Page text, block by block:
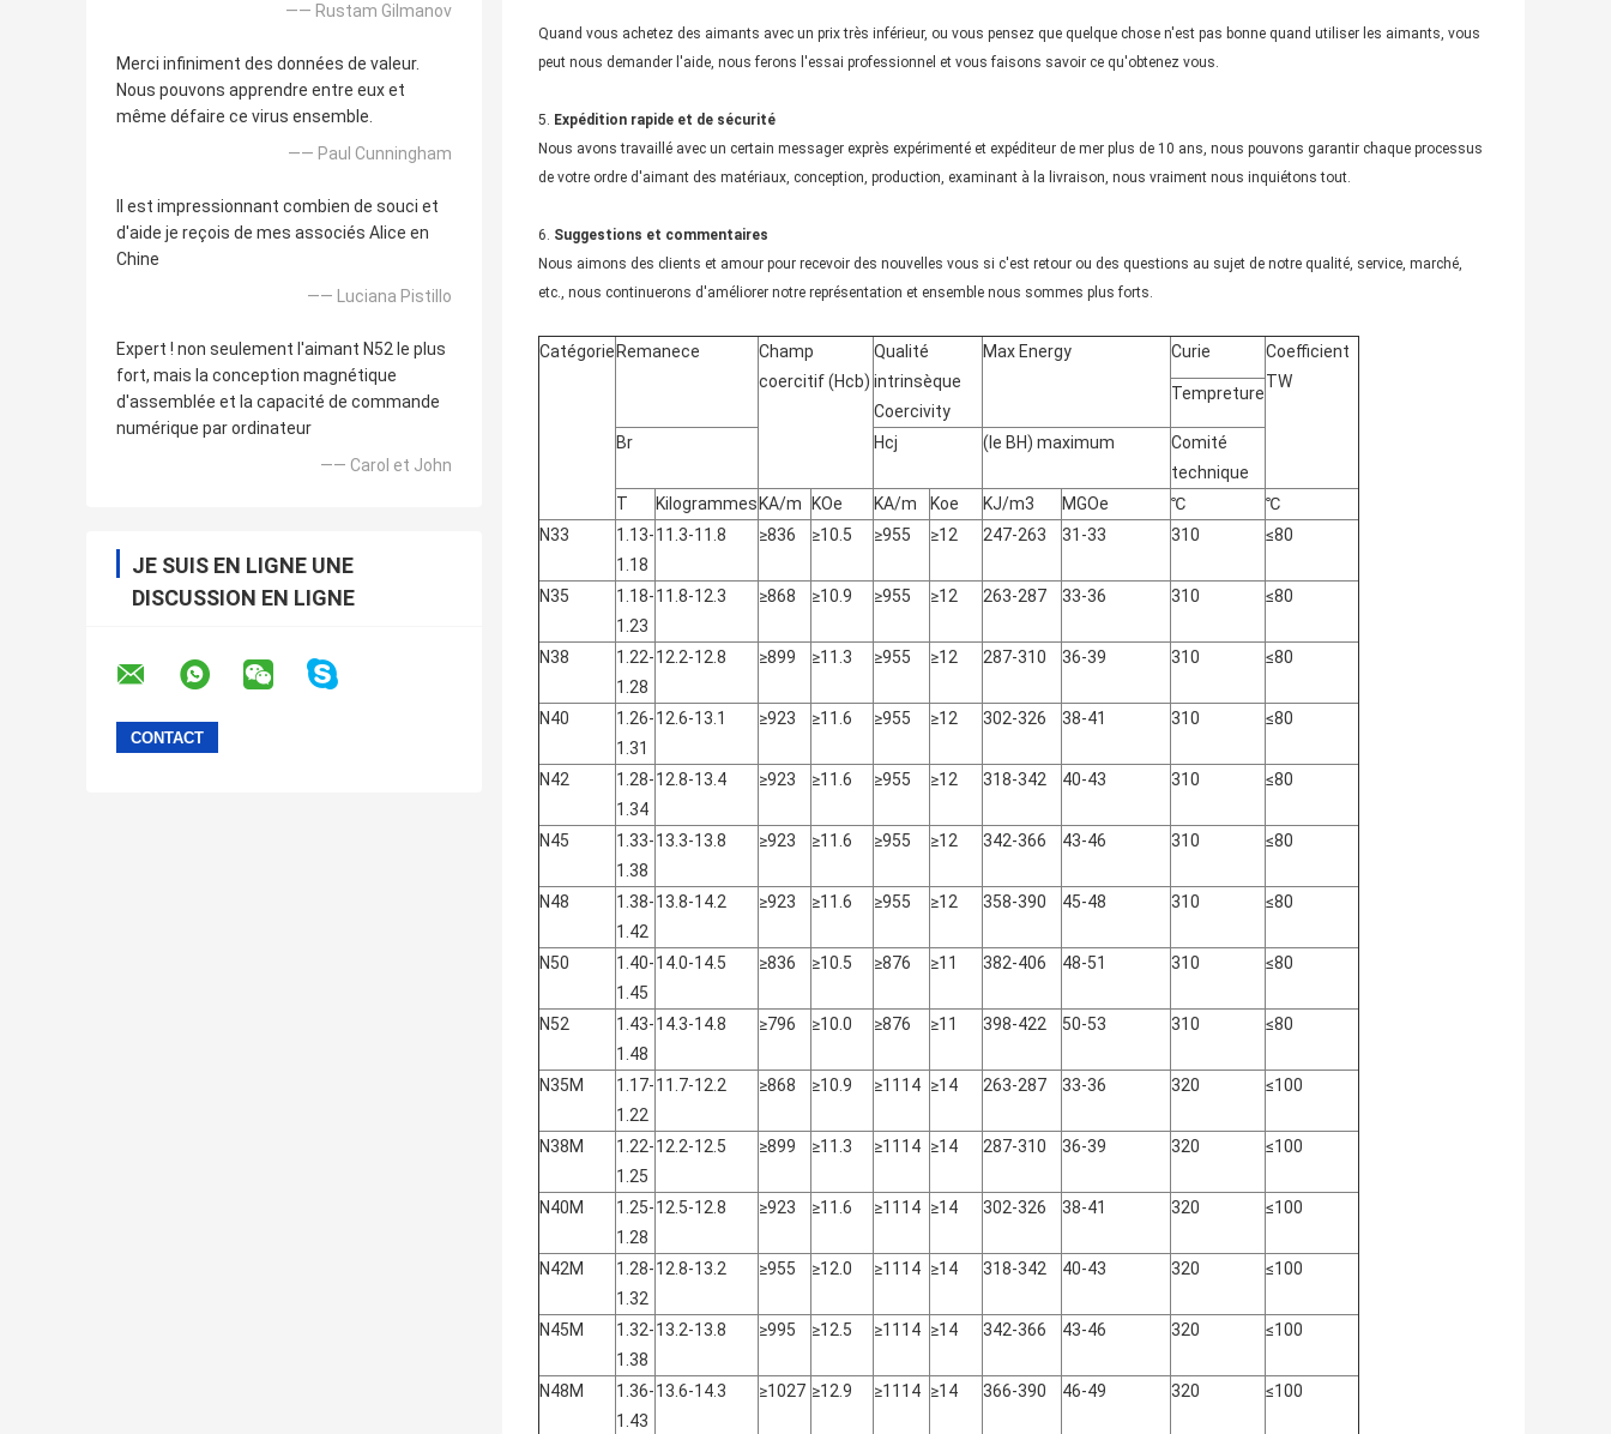
—— Rustam Gilmanov
Merci infiniment des données de valeur.
Nous pouvons apprendre entre eux et
même défaire ce virus ensemble.
—— Paul Cunningham
Il est impressionnant combien de souci et
d'aide je reçois de mes associés Alice en
Chine
—— Luciana Pistillo
Expert ! non seulement l'aimant N52 le plus
fort, mais la conception magnétique
d'assemblée et la capacité de commande
numérique par ordinateur
—— Carol et John
JE SUIS EN LIGNE UNE
DISCUSSION EN LIGNE
Quand vous achetez des aimants avec un prix très inférieur, ou vous pensez que quelque chose n'est pas bonne quand utiliser les aimants, vous
peut nous demander l'aide, nous ferons l'essai professionnel et vous faisons savoir ce qu'obtenez vous.
5. Expédition rapide et de sécurité
Nous avons travaillé avec un certain messager exprès expérimenté et expéditeur de mer plus de 10 ans, nous pouvons garantir chaque processus
de votre ordre d'aimant des matériaux, conception, production, examinant à la livraison, nous vraiment nous inquiétons tout.
6. Suggestions et commentaires
Nous aimons des clients et amour pour recevoir des nouvelles vous si c'est retour ou des questions au sujet de notre qualité, service, marché,
etc., nous continuerons d'améliorer notre représentation et ensemble nous sommes plus forts.
Catégorie Remanece
Champ
coercitif (Hcb)
Qualité
intrinsèque
Coercivity
Max Energy Curie
Coefficient
TW
Tempreture
Br Hcj (le BH) maximum
Comité
technique
T
Kilogrammes KA/m KOe KA/m Koe KJ/m3 MGOe ℃
℃
N33
1.13-
1.18
11.3-11.8 ≥836 ≥10.5 ≥955 ≥12 247-263 31-33 310 ≤80
N35
1.18-
1.23
11.8-12.3 ≥868 ≥10.9 ≥955 ≥12 263-287 33-36 310 ≤80
N38
1.22-
1.28
12.2-12.8 ≥899 ≥11.3 ≥955 ≥12 287-310 36-39 310 ≤80
N40
1.26-
1.31
12.6-13.1 ≥923 ≥11.6 ≥955 ≥12 302-326 38-41 310 ≤80
N42
1.28-
1.34
12.8-13.4 ≥923 ≥11.6 ≥955 ≥12 318-342 40-43 310 ≤80
N45
1.33-
1.38
13.3-13.8 ≥923 ≥11.6 ≥955 ≥12 342-366 43-46 310 ≤80
N48
1.38-
1.42
13.8-14.2 ≥923 ≥11.6 ≥955 ≥12 358-390 45-48 310 ≤80
N50
1.40-
1.45
14.0-14.5 ≥836 ≥10.5 ≥876 ≥11 382-406 48-51 310 ≤80
N52
1.43-
1.48
14.3-14.8 ≥796 ≥10.0 ≥876 ≥11 398-422 50-53 310 ≤80
N35M
1.17-
1.22
11.7-12.2 ≥868 ≥10.9 ≥1114 ≥14 263-287 33-36 320 ≤100
N38M
1.22-
1.25
12.2-12.5 ≥899 ≥11.3 ≥1114 ≥14 287-310 36-39 320 ≤100
N40M
1.25-
1.28
12.5-12.8 ≥923 ≥11.6 ≥1114 ≥14 302-326 38-41 320 ≤100
N42M
1.28-
1.32
12.8-13.2 ≥955 ≥12.0 ≥1114 ≥14 318-342 40-43 320 ≤100
N45M
1.32-
1.38
13.2-13.8 ≥995 ≥12.5 ≥1114 ≥14 342-366 43-46 320 ≤100
N48M
1.36-
1.43
13.6-14.3 ≥1027 ≥12.9 ≥1114 ≥14 366-390 46-49 320 ≤100